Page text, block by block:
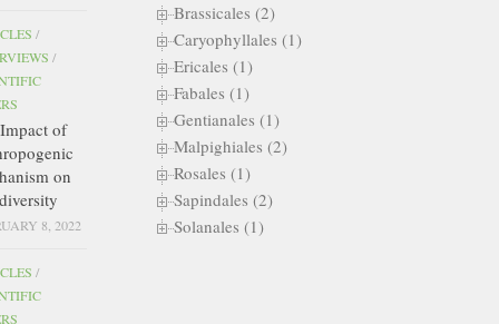
Brassicales (2)
Caryophyllales (1)
Ericales (1)
Fabales (1)
Gentianales (1)
Malpighiales (2)
Rosales (1)
Sapindales (2)
Solanales (1)
/
/
of
on
8, 2022
/